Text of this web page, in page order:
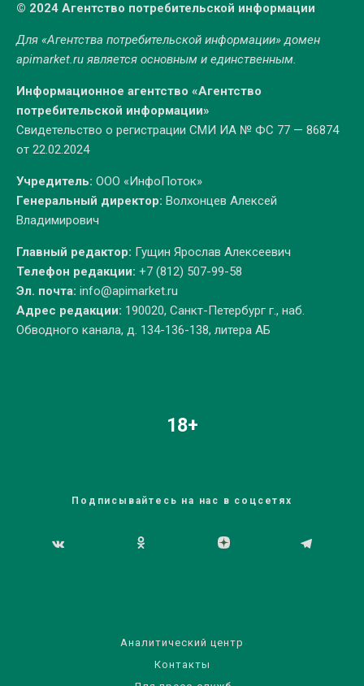
© 2024 Агентство потребительской информации
Для «Агентства потребительской информации» домен
apimarket.ruявляется основным и единственным.
Информационное агентство «Агентство
потребительской информации»
Свидетельство о регистрации СМИ ИА № ФС 77 — 86874
от 22.02.2024
Учредитель: ООО «ИнфоПоток»
Генеральный директор: Волхонцев Алексей
Владимирович
Главный редактор: Гущин Ярослав Алексеевич
Телефон редакции: +7 (812) 507-99-58
Эл. почта: info@apimarket.ru
Адрес редакции: 190020, Санкт-Петербург г., наб.
Обводного канала, д. 134-136-138, литера АБ
18+
Подписывайтесь на нас в соцсетях
Аналитический центр
Контакты